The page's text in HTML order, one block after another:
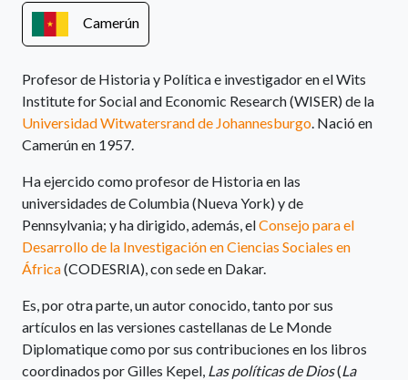
Camerún
Profesor de Historia y Política e investigador en el Wits
Institute for Social and Economic Research (WISER) de la
Universidad Witwatersrand de Johannesburgo. Nació en
Camerún en 1957.
Ha ejercido como profesor de Historia en las
universidades de Columbia (Nueva York) y de
Pennsylvania; y ha dirigido, además, elConsejo para el
Desarrollo de la Investigación en Ciencias Sociales en
África(CODESRIA), con sede en Dakar.
Es, por otra parte, un autor conocido, tanto por sus
artículos en las versiones castellanas de Le Monde
Diplomatique como por sus contribuciones en los libros
coordinados por Gilles Kepel, Las políticas de Dios(La